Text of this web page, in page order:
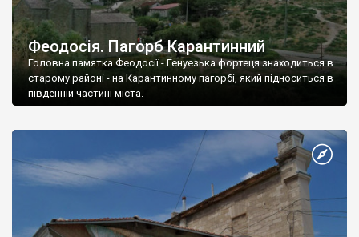
Феодосія. Пагорб Карантинний
Головна памятка Феодосії - Генуезька фортеця знаходиться в
старому районі - на Карантинному пагорбі, який підноситься в
південній частині міста.